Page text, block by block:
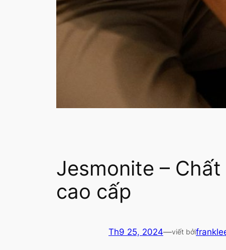
Jesmonite –
cao cấp
Th9 25, 2024—viết bởi